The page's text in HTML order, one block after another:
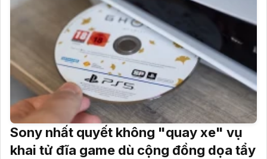
Sony nhất quyết không "quay xe" vụ
khai tử đĩa game dù cộng đồng dọa tẩy